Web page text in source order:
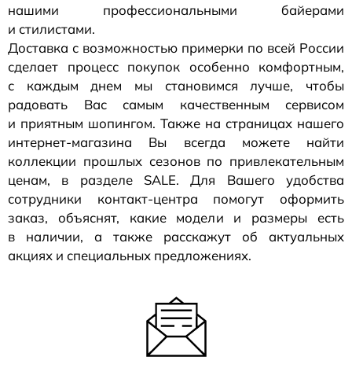
нашими профессиональными байерами
и стилистами.
Доставка с возможностью примерки по всей России
сделает процесс покупок особенно комфортным,
с каждым днем мы становимся лучше, чтобы
радовать Вас самым качественным сервисом
и приятным шопингом. Также на страницах нашего
интернет-магазина Вы всегда можете найти
коллекции прошлых сезонов по привлекательным
ценам, в разделе SALE. Для Вашего удобства
сотрудники контакт-центра помогут оформить
заказ, объяснят, какие модели и размеры есть
в наличии, а также расскажут об актуальных
акциях и специальных предложениях.